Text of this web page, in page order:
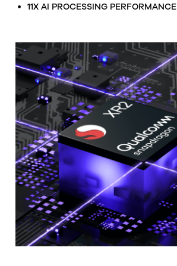
11X AI PROCESSING PERFORMANCE